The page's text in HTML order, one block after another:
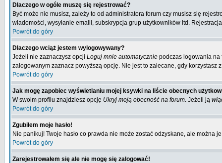
Dlaczego w ogóle muszę się rejestrować?
Być może nie musisz, zależy to od administratora forum czy musisz się
wiadomości, wysyłanie emaili, subskrypcja grup użytkowników itd.
Powrót do góry
Dlaczego wciąż jestem wylogowywany?
Jeżeli nie zaznaczysz opcji Loguj mnie automatycznie podczas logowania na
zalogowanym zaznacz powyższą opcję. Nie jest to zalecane, gdy
Powrót do góry
Jak mogę zapobiec wyświetlaniu mojej ksywki na liście obecnych
W swoim profilu znajdziesz opcję Ukryj moją obecność na forum. Jeżeli ją
Powrót do góry
Zgubiłem moje hasło!
Nie panikuj! Twoje hasło co prawda nie może zostać odzyskane, ale
Powrót do góry
Zarejestrowałem się ale nie mogę się zalogować!